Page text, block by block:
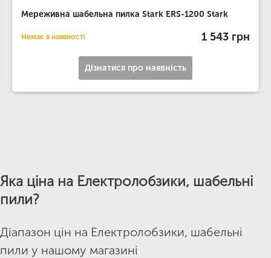
Мереживна шабельна пилка Stark ERS-1200 Stark
Немає в наявності 1 543 грн
Дізнатися про наявність
Яка ціна на Електролобзики, шабельні
пили?
Діапазон цін на Електролобзики, шабельні
пили у нашому магазині